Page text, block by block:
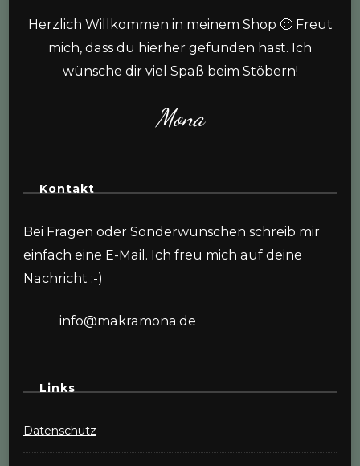
Herzlich Willkommen in meinem Shop 🙂 Freut
mich, dass du hierher gefunden hast. Ich
wünsche dir viel Spaß beim Stöbern!
Mona
Kontakt
Bei Fragen oder Sonderwünschen schreib mir
einfach eine E-Mail. Ich freu mich auf deine
Nachricht :-)
info@makramona.de
Links
Datenschutz